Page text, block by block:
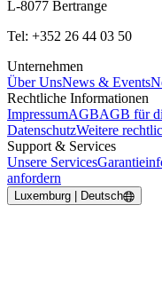
L-8077 Bertrange
Tel: +352 26 44 03 50
Unternehmen
Über UnsNews & Events
Rechtliche Informationen
ImpressumAGBAGB für
DatenschutzWeitere
Support & Services
Unsere Services
anfordern
Luxemburg | Deutsch